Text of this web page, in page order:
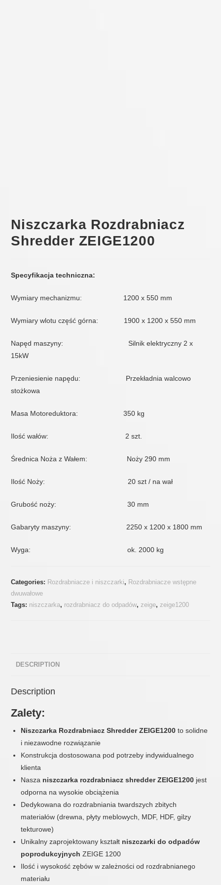
Niszczarka Rozdrabniacz
Shredder ZEIGE1200
Specyfikacja techniczna:
Wymiary mechanizmu: 1200 x 550 mm
Wymiary wlotu część górna: 1900 x 1200 x 550 mm
Napęd maszyny: Silnik elektryczny 2 x
15kW
Przeniesienie napędu: Przekładnia walcowo
stożkowa
Masa Motoreduktora: 350 kg
Ilość wałów: 2 szt.
Średnica Noża z Wałem: Noży 290 mm
Ilość Noży: 20 szt / na wał
Grubość noży: 30 mm
Gabaryty maszyny: 2250 x 1200 x 1800 mm
Wyga: ok. 2000 kg
Categories: Rozdrabniacze i niszczarki, Rozdrabniacze wstępne
dwuwałowe
Tags: niszczarka, rozdrabniacz do odpadów, zeige, zeige1200
DESCRIPTION
Description
Zalety:
Niszczarka Rozdrabniacz Shredder ZEIGE1200 to solidne
i niezawodne rozwiązanie
Konstrukcja dostosowana pod potrzeby indywidualnego
klienta
Nasza niszczarka rozdrabniacz shredder ZEIGE1200 jest
odporna na wysokie obciążenia
Dedykowana do rozdrabniania twardszych zbitych
materiałów (drewna, płyty meblowych, MDF, HDF, gilzy
tekturowe)
Unikalny zaprojektowany kształt niszczarki do odpadów
poprodukcyjnych ZEIGE 1200
Ilość i wysokość zębów w zależności od rozdrabnianego
materiału